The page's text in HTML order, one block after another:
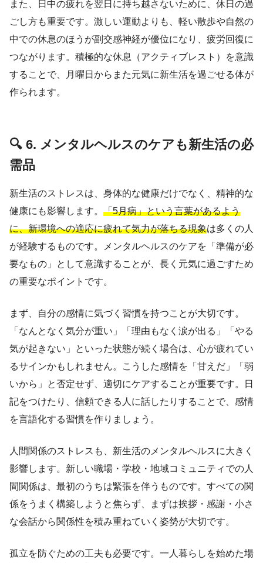
また、日中の疲れを翌日に持ち越さないために、休日の過
ごし方も重要です。激しい運動よりも、軽い散歩や自然の
中での休息のほうが副交感神経が優位になり、疲労回復に
つながります。積極的な休息（アクティブレスト）を意識
することで、月曜日からまた元気に新生活を過ごせる体が
作られます。
🔍 6. メンタルヘルスのケアも新生活の必
需品
新生活のストレスは、身体的な健康だけでなく、精神的な
健康にも影響します。 「5月病」という言葉があるよう
に、新環境への適応に疲れて気力が落ちる現象は多くの人
が経験するものです。メンタルヘルスのケアを「準備が必
要なもの」として意識することが、長く元気に過ごすため
の重要なポイントです。
まず、自分の感情に気づく習慣を持つことが大切です。
「なんとなく気分が重い」「理由もなく涙が出る」「やる
気が起きない」といった状態が続く場合は、心が疲れてい
るサインかもしれません。こうした感情を「甘えだ」「弱
いから」と否定せず、適切にケアすることが重要です。日
記をつけたり、信頼できる人に話したりすることで、感情
を言語化する習慣を作りましょう。
人間関係のストレスも、新生活のメンタルヘルスに大きく
影響します。新しい職場・学校・地域コミュニティでの人
間関係は、最初のうちは緊張を伴うものです。すべての関
係をうまく構築しようと焦らず、まずは挨拶・感謝・小さ
な会話から関係性を積み重ねていく姿勢が大切です。
孤立を防ぐための工夫も必要です。一人暮らしを始めた場